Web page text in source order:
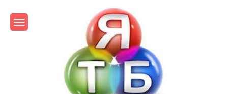
content